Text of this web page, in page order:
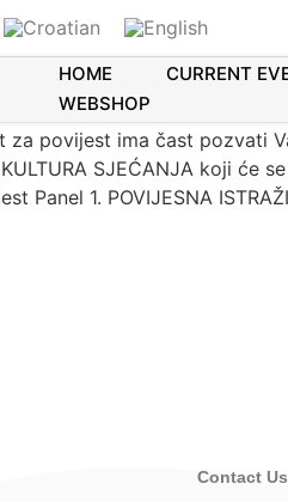
HOME CURRENT
WEBSHOP
Online
povijest ima čast pozvati
KULTURA SJEĆANJA koji
Panel 1. POVIJESNA
Contact Us